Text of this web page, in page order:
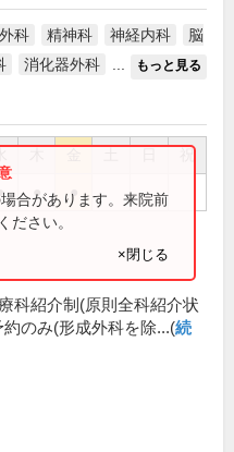
外科 精神科 神経内科
脳
消化器外科 もっと見る
祝
● ●
合があります。来院前
ださい。
×閉じる
科紹介制(原則全科紹介状
のみ(形成外科を除...(続